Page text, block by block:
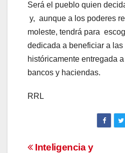
Será el pueblo quien
y, aunque a los poderes
moleste, tendrá para
dedicada a beneficiar a las
históricamente entregada
bancos y haciendas.
RRL
Inteligencia y